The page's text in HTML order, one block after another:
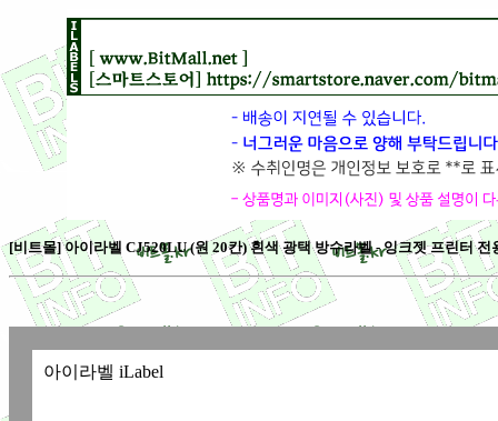
[비트몰] 아이라벨 CJ520LU (원 20칸) 흰색 광택 방수라벨 - 잉크젯 프린터
아이라벨 iLabel